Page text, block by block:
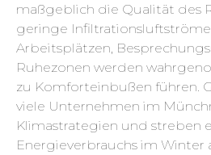
maßgeblich die Qualität des
geringe
Arbeitsplätzen,
Ruhezonen werden
zu Komforteinbußen führen.
viele Unternehmen im
Klimastrategien und streben
Energieverbrauchs im Winter